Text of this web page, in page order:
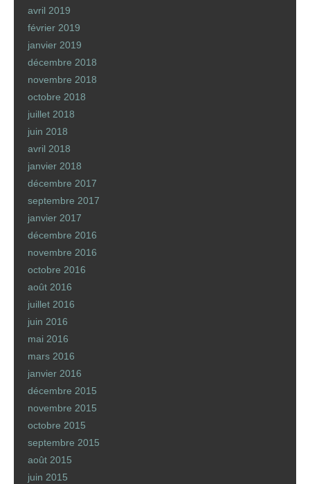
avril 2019
février 2019
janvier 2019
décembre 2018
novembre 2018
octobre 2018
juillet 2018
juin 2018
avril 2018
janvier 2018
décembre 2017
septembre 2017
janvier 2017
décembre 2016
novembre 2016
octobre 2016
août 2016
juillet 2016
juin 2016
mai 2016
mars 2016
janvier 2016
décembre 2015
novembre 2015
octobre 2015
septembre 2015
août 2015
juin 2015